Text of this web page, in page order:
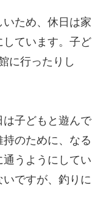
いため、休日は家
ています。子ど
に行ったりし
は子どもと遊んで
のために、なる
うようにしてい
ですが、釣りに